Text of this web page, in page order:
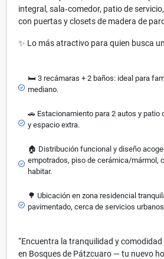
integral, sala‑comedor, patio de
con puertas y closets de madera de
✨ Lo más atractivo para quien busca
🛏️ 3 recámaras + 2 baños: ideal para
mediano.
🚗 Estacionamiento para 2 autos y patio
y espacio extra.
🏠 Distribución funcional y diseño
empotrados, piso de cerámica/mármol,
habitar.
🌳 Ubicación en zona residencial
pavimentado, cerca de servicios
“Encuentra la tranquilidad y
en Bosques de Pátzcuaro — tu nuevo